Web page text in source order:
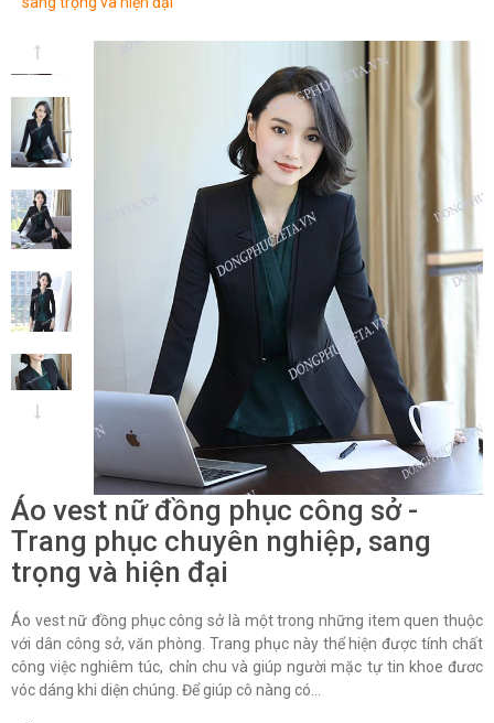
Áo vest nữ đồng phục công sở -
Trang phục chuyên nghiệp, sang
trọng và hiện đại
Áo vest nữ đồng phục công sở là một trong những item quen thuộc
với dân công sở, văn phòng. Trang phục này thể hiện được tính chất
công việc nghiêm túc, chỉn chu và giúp người mặc tự tin khoe đươc
vóc dáng khi diện chúng. Để giúp cô nàng có...